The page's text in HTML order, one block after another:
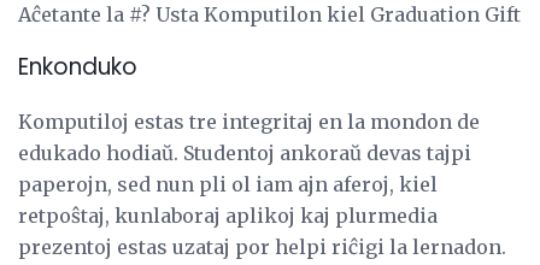
Aĉetante la #? Usta Komputilon kiel Graduation Gift
Enkonduko
Komputiloj estas tre integritaj en la mondon de
edukado hodiaŭ. Studentoj ankoraŭ devas tajpi
paperojn, sed nun pli ol iam ajn aferoj, kiel
retpoŝtaj, kunlaboraj aplikoj kaj plurmedia
prezentoj estas uzataj por helpi riĉigi la lernadon.